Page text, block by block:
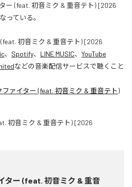
ー (feat. 初音ミク & 重音テト) [2026
っている。
初音ミク & 重音テト) [2026
、 Spotify、 LINE MUSIC、 YouTube
などの音楽配信サービスで聴くこと
ファイター (feat. 初音ミク & 重音テト)
ター (feat. 初音ミク & 重音